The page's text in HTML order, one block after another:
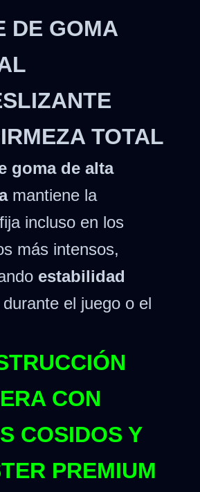
DE GOMA
TOTAL
goma de alta
mantiene la
incluso en los
más intensos,
estabilidad
durante el juego o el
CON
COSIDOS Y
PREMIUM